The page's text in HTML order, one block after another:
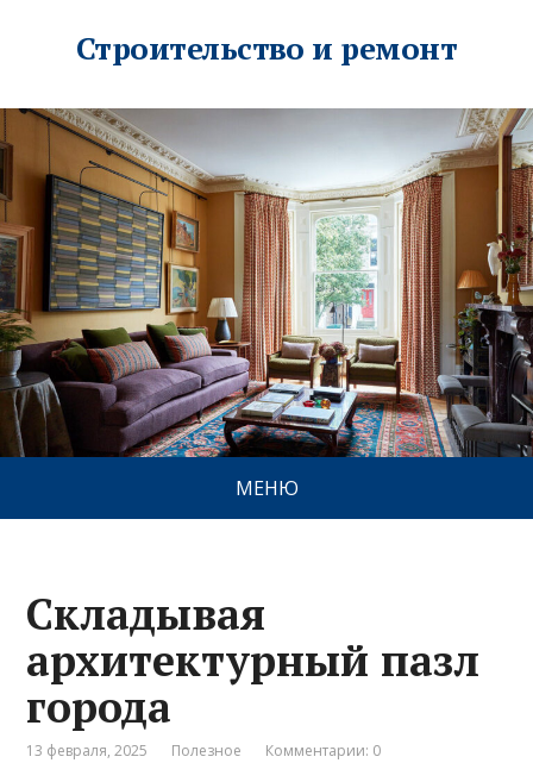
Строительство и ремонт
МЕНЮ
Складывая
архитектурный пазл
города
13 февраля, 2025 Полезное Комментарии: 0